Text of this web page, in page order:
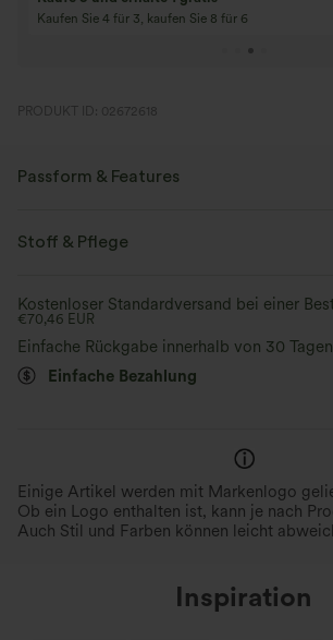
Kaufen Sie 4 für 3, kaufen Sie 8 für 6
PRODUKT ID: 02672618
Passform & Features
Stoff & Pflege
Kostenloser Standardversand bei einer
€70,46 EUR
Einfache Rückgabe innerhalb von 30 Tagen
Einfache Bezahlung
Einige Artikel werden mit Markenlogo
Ob ein Logo enthalten ist, kann je nach
Auch Stil und Farben können leicht
Inspiration